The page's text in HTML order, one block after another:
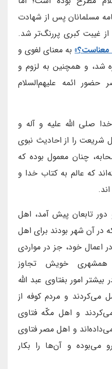
مسلمانان پس از شهادت
غیبت کبری پررنگ‌تر شد.
معناست؟»به معنای لغوی و
شد، و همچنین به لزوم و
حضور ائمه علیهم‌السلام
صلی الله علیه و آله و
شریعت را از احادیث نبوی
چنان معمول بوده كه
که عالم به کتاب خدا و
تابعان پيش آمد، اهل
در آن شهر بودند برای اهل
اعمال خود، جز در مواردى
همشهرى خويش تجاوز
امور بفتاوى عبد الله
می‌کردند و مردم كوفه از
و اهل مكّه فتاوى
مى‌داده‌اند و اهل مصر فتاوى
مى‌بوده و آن‌ها را بكار